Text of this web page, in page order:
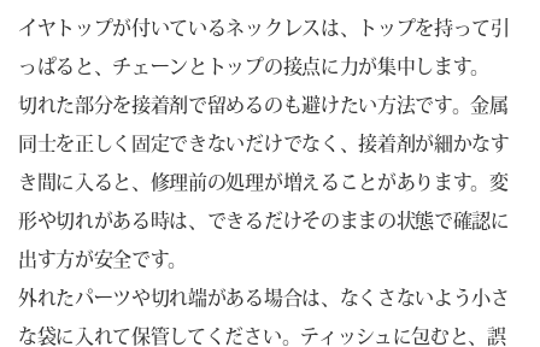
イヤトップが付いているネックレスは、トップを持って引
っぱると、チェーンとトップの接点に力が集中します。
切れた部分を接着剤で留めるのも避けたい方法です。金属
同士を正しく固定できないだけでなく、接着剤が細かなす
き間に入ると、修理前の処理が増えることがあります。変
形や切れがある時は、できるだけそのままの状態で確認に
出す方が安全です。
外れたパーツや切れ端がある場合は、なくさないよう小さ
な袋に入れて保管してください。ティッシュに包むと、誤